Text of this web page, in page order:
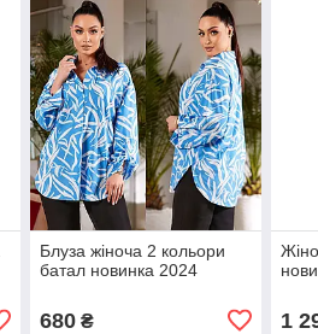
Блуза жіноча 2 кольори
батал новинка 2024
680₴ 1